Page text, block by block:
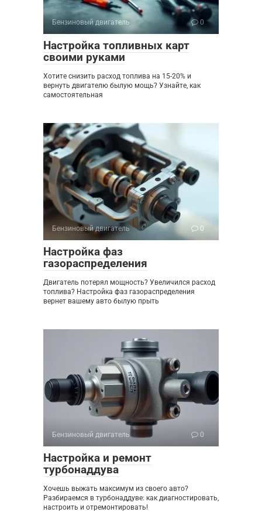
Бензиновый двигатель 0
Настройка топливных карт
своими руками
Хотите снизить расход топлива на 15-20% и
вернуть двигателю былую мощь? Узнайте, как
самостоятельная
Бензиновый двигатель 0
Настройка фаз
газораспределения
Двигатель потерял мощность? Увеличился расход
топлива? Настройка фаз газораспределения
вернет вашему авто былую прыть
Бензиновый двигатель 0
Настройка и ремонт
турбонаддува
Хочешь выжать максимум из своего авто?
Разбираемся в турбонаддуве: как диагностировать,
настроить и отремонтировать!